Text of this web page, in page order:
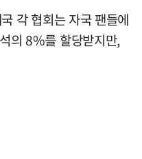
각 협회는 자국 팬들에
의 8%를 할당받지만,